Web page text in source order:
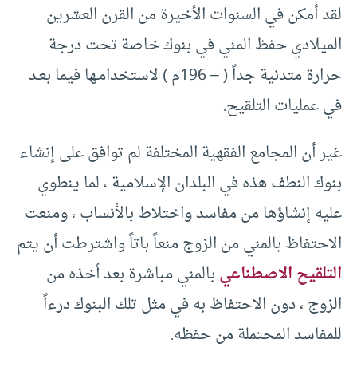
لقد أمكن في السنوات الأخيرة من القرن العشرين
الميلادي حفظ المني في بنوك خاصة تحت درجة
حرارة متدنية جداً ( – 196ْم ) لاستخدامـها فيما بعـد
في عمليات التلقيح.
غير أن المجامع الفقهية المختلفة لم توافق على إنشاء
بنوك النطف هذه في البلدان الإسلامية ، لما ينطوي
عليه إنشاؤها من مفاسد واختلاط بالأنساب ، ومنعت
الاحتفاظ بالمني من الزوج منعاً باتاً واشترطت أن يتم
التلقيح الاصطناعيبالمني مباشرة بعد أخذه من
الزوج ، دون الاحتفاظ به في مثل تلك البنوك درءاً
للمفاسد المحتملة من حفظه.